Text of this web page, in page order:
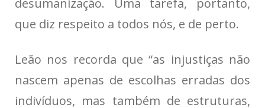
que diz respeito a todos nós, e de perto.
Leão nos recorda que “as injustiças não
nascem apenas de escolhas erradas dos
indivíduos, mas também de estruturas,